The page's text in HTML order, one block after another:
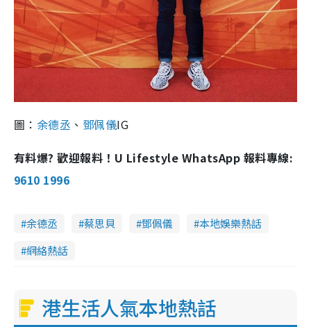
圖： 余德丞 、 鄧佩儀IG
有料爆? 歡迎報料！U Lifestyle WhatsApp 報料專線:
9610 1996
余德丞 蔡思貝 鄧佩儀
本地娛樂熱話
網絡熱話
港生活人氣本地熱話